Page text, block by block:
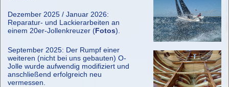
Dezember 2025 / Januar 2026:
Reparatur- und Lackierarbeiten an
einem 20er-Jollenkreuzer (Fotos).
September 2025: Der Rumpf einer
weiteren (nicht bei uns gebauten) O-
Jolle wurde aufwendig modifiziert und
anschließend erfolgreich neu
vermessen.